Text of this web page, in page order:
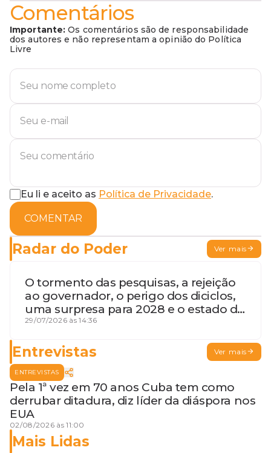
Comentários
Importante: Os comentários são de responsabilidade
dos autores e não representam a opinião do Política
Livre
Eu li e aceito as Política de Privacidade.
COMENTAR
Radar do Poder Ver mais
O tormento das pesquisas, a rejeição
ao governador, o perigo dos diciclos,
uma surpresa para 2028 e o estado de
terceira guerra mundial
29/07/2026 às 14:36
Entrevistas Ver mais
ENTREVISTAS
Pela 1ª vez em 70 anos Cuba tem como
derrubar ditadura, diz líder da diáspora nos
EUA
02/08/2026 às 11:00
Mais Lidas